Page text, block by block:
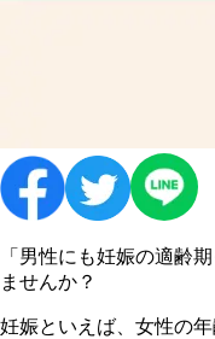
「男性にも妊娠の適齢
ませんか？
妊娠といえば、女性の